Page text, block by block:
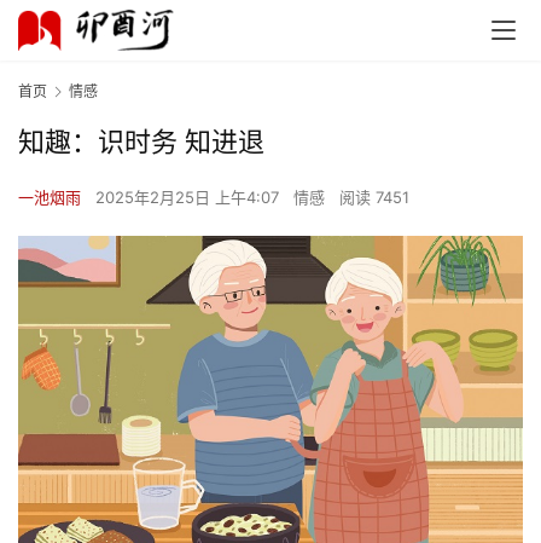
首页 情感
知趣：识时务 知进退
一池烟雨 2025年2月25日 上午4:07 情感 阅读 7451